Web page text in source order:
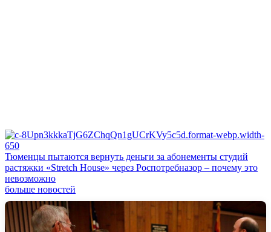
Тюменцы пытаются вернуть деньги за абонементы студий
растяжки «Stretch House» через Роспотребназор – почему это
невозможно
больше новостей